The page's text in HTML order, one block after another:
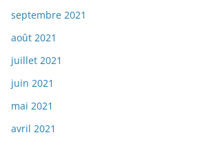
septembre 2021
août 2021
juillet 2021
juin 2021
mai 2021
avril 2021